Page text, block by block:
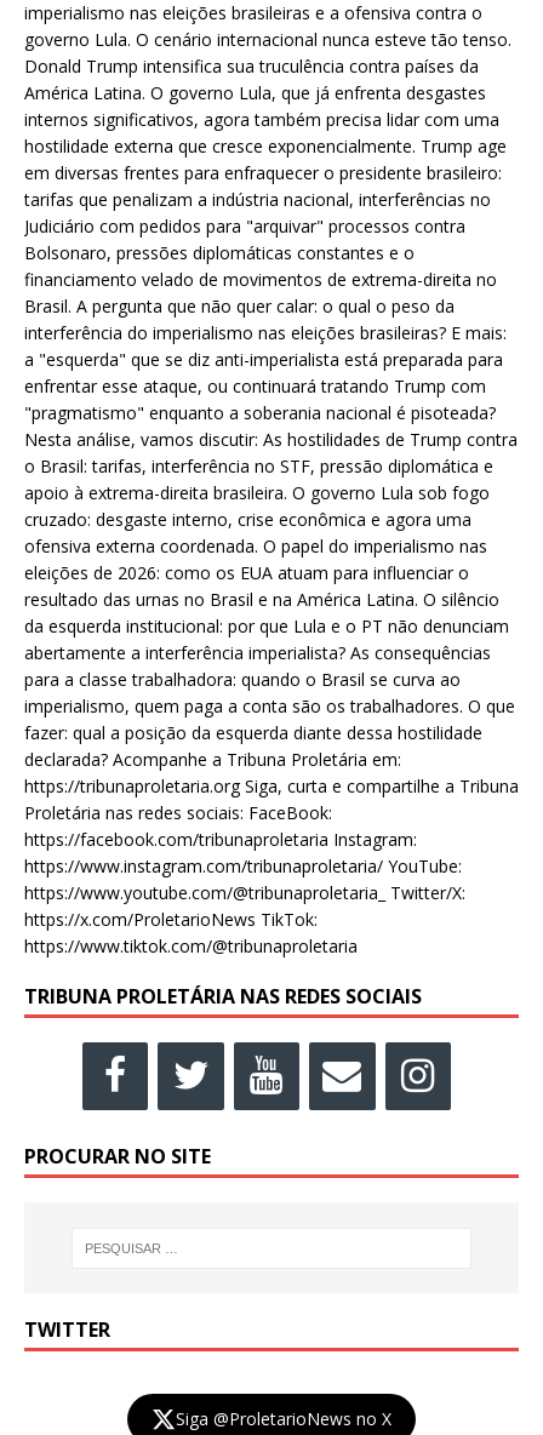
imperialismo nas eleições brasileiras e a ofensiva contra o
governo Lula. O cenário internacional nunca esteve tão tenso.
Donald Trump intensifica sua truculência contra países da
América Latina. O governo Lula, que já enfrenta desgastes
internos significativos, agora também precisa lidar com uma
hostilidade externa que cresce exponencialmente. Trump age
em diversas frentes para enfraquecer o presidente brasileiro:
tarifas que penalizam a indústria nacional, interferências no
Judiciário com pedidos para "arquivar" processos contra
Bolsonaro, pressões diplomáticas constantes e o
financiamento velado de movimentos de extrema-direita no
Brasil. A pergunta que não quer calar: o qual o peso da
interferência do imperialismo nas eleições brasileiras? E mais:
a "esquerda" que se diz anti-imperialista está preparada para
enfrentar esse ataque, ou continuará tratando Trump com
"pragmatismo" enquanto a soberania nacional é pisoteada?
Nesta análise, vamos discutir: As hostilidades de Trump contra
o Brasil: tarifas, interferência no STF, pressão diplomática e
apoio à extrema-direita brasileira. O governo Lula sob fogo
cruzado: desgaste interno, crise econômica e agora uma
ofensiva externa coordenada. O papel do imperialismo nas
eleições de 2026: como os EUA atuam para influenciar o
resultado das urnas no Brasil e na América Latina. O silêncio
da esquerda institucional: por que Lula e o PT não denunciam
abertamente a interferência imperialista? As consequências
para a classe trabalhadora: quando o Brasil se curva ao
imperialismo, quem paga a conta são os trabalhadores. O que
fazer: qual a posição da esquerda diante dessa hostilidade
declarada? Acompanhe a Tribuna Proletária em:
https://tribunaproletaria.org Siga, curta e compartilhe a Tribuna
Proletária nas redes sociais: FaceBook:
https://facebook.com/tribunaproletaria Instagram:
https://www.instagram.com/tribunaproletaria/ YouTube:
https://www.youtube.com/@tribunaproletaria_ Twitter/X:
https://x.com/ProletarioNews TikTok:
https://www.tiktok.com/@tribunaproletaria
TRIBUNA PROLETÁRIA NAS REDES SOCIAIS
PROCURAR NO SITE
TWITTER
Siga @ProletarioNews no X